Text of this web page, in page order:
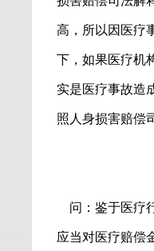
高，所以因医疗
下，如果医疗机
实是医疗事故造
照人身损害赔偿
问：鉴于医疗
应当对医疗赔偿